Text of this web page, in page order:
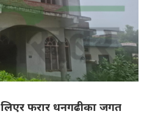
फरार धनगढीका जगत